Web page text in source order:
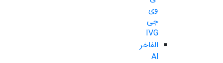
وی
جی
IVG
الفاخر
Al